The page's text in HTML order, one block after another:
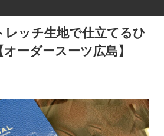
ッチ生地で仕立てるひ
ーダースーツ広島】